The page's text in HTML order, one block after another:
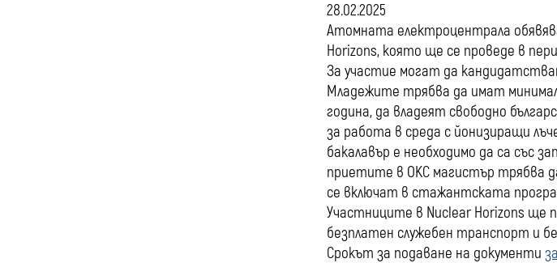
28.02.2025
Атомната електроцентрала
Horizons, която ще се проведе в
За участие могат да
Младежите трябва да имат
година, да владеят свободно
за работа в среда с йонизиращи
бакалавър е необходимо да са със
приетите в ОКС магистър трябва
се включат в стажантската
Участниците в Nuclear Horizons ще
безплатен служебен транспорт и
Срокът за подаване на документи